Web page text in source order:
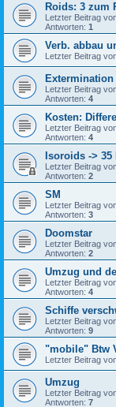
Roids: 3 zum
Letzter Beitrag
Antworten: 1
Verb. abbau
Letzter Beitrag
Letzter Beitrag
Antworten: 4
Kosten:
Letzter Beitrag
Antworten: 4
Isoroids ->
Letzter Beitrag
Antworten: 2
SM
Letzter Beitrag
Antworten: 3
Doomstar
Letzter Beitrag
Antworten: 2
Umzug und
Letzter Beitrag
Antworten: 4
Schiffe
Letzter Beitrag
Antworten: 9
"mobile" Btw
Letzter Beitrag
Umzug
Letzter Beitrag
Antworten: 7